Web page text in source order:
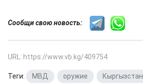
Сообщи свою новость:
URL: https://www.vb.kg/409754
Теги: МВД оружие Кыргызстан